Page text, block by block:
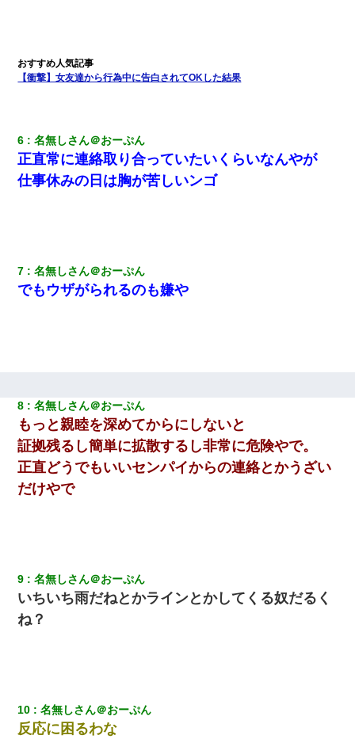
クラスで一人無口で誰とも話さない男子がいた。→修学旅行に来
「お前の父ちゃんは自宅警備員」とかからかわれたけど、実はと
んでもない仕事に就いていた
[緊急]ベロベロの女に声をかけて行為してきた結果
嫁が弁護士を連れてきて「悪いと思うなら慰謝料を払って離婚し
父が他界→父のフリン相手『どうか相続を放棄して下さい、昔の
ことは謝ります。ごめんなさい…』私「お子さんはフリン略奪婚
って知ってるの？」相手『 』結果→
私「まとめ買いして冷凍ストックしてる」Ａ「ずるい！クレク
レ！」私「なんでよ」Ａ「ケーチ！バーカ！」→ 後日、Ａ旦那が
だ！」→ 嫁「あっ」
妻「ずっと好きだった人と一緒になりたいから、わかれてくださ
い」→離婚後、娘と実家で生活してると…
デパートの外商『私さんだと名乗る女が、ツケで宝石を買おうと
【衝撃】女友達から行為中に告白されてOKした結果
6 名無しさん＠おーぷん
正直常に連絡取り合っていたいくらいなんやが
仕事休みの日は胸が苦しいンゴ
7 名無しさん＠おーぷん
でもウザがられるのも嫌や
8 名無しさん＠おーぷん
もっと親睦を深めてからにしないと
証拠残るし簡単に拡散するし非常に危険やで。
正直どうでもいいセンパイからの連絡とかうざい
だけやで
9 名無しさん＠おーぷん
いちいち雨だねとかラインとかしてくる奴だるく
ね？
10 名無しさん＠おーぷん
反応に困るわな